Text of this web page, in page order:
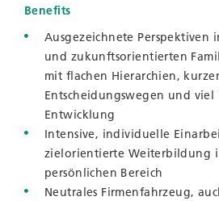
Benefits
Ausgezeichnete Perspektiven
und zukunftsorientierten
mit flachen Hierarchien,
Entscheidungswegen und
Entwicklung
Intensive, individuelle
zielorientierte Weiterbildung
persönlichen Bereich
Neutrales Firmenfahrzeug,